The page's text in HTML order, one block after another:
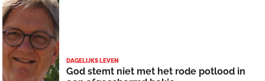
DAGELIJKS LEVEN
God stemt niet met het rode potlood in